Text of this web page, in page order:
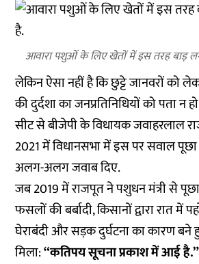
आवारा पशुओं के लिए खेतों में इस तरह बाड़
लेकिन ऐसा नहीं है कि छुट्टे जानवरों को
की दुर्दशा का जनप्रतिनिधियों को पता न
सीट से बीजेपी के विधायक जवाहरलाल
2021 में विधानसभा में इस पर सवाल
अलग-अलग जवाब दिए.
जब 2019 में राजपूत ने पशुधन मंत्री से पूछा
फसलों की बर्बादी, किसानों द्वारा रात में
घेराबंदी और सड़क दुर्घटना का कारण बने
मिला:“कतिपय सूचना प्रकाश में आई है.”